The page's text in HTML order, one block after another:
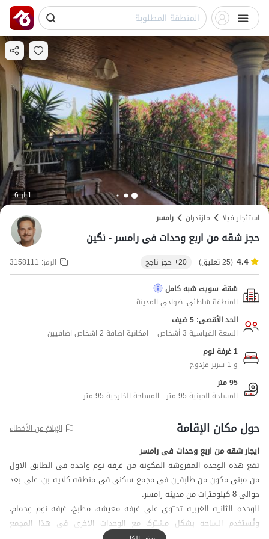
1 از 6
استئجار فيلا
مازندران رامسر
حجز شقه من اربع وحدات فی رامسر - نگین
4.4 (25 تعليق) 20+ حجز ناجح الرمز: 3158111
شقة، سويت شبه كامل
المنطقة شاطئي، ضواحي المدينة
الحد الأقصى: 5 ضيف
السعة القياسية 3 أشخاص + امكانية اضافة 2 اشخاص اضافيين
1 غرفة نوم
و 1 سرير مزدوج
95 متر
المساحة المبنية 95 متر - المساحة الخارجية 95 متر
حول مكان الإقامة الإبلاغ عن الأخطاء
ایجار شقه من اربع وحدات فی رامسر
تقع هذه الوحده المفروشه المکونه من غرفه نوم واحده فی الطابق الاول
من مبنی مکون من طابقین فی مجمع سکنی فی منطقه کلایه بن، علی بعد
حوالی 8 کیلومترات من مدینه رامسر.
الوحده الثانیه الغربیه تحتوی علی غرفه معیشه، مطبخ، غرفه نوم وحمام،
وتُستخدم الساحه بشکل مشترک مع الوحدات الاخری فی هذا المجمع